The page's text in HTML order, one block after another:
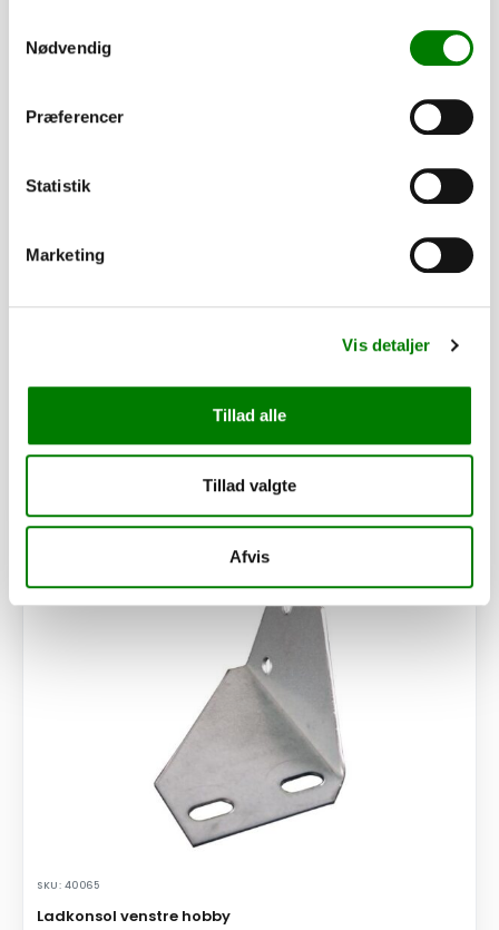
Nødvendig
Præferencer
Statistik
Marketing
Vis detaljer
Tillad alle
Tillad valgte
Afvis
SKU: 40065
Ladkonsol venstre hobby